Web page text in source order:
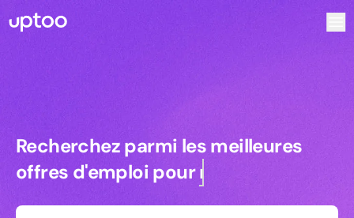
Recherchez parmi les meilleures
Recherchez parmi les meilleures
offres d'emploi pourmanagers